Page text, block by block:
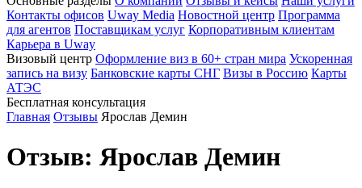
Контакты офисов Uway Media Новостной центр Программа
для агентов Поставщикам услуг Корпоративным клиентам
Карьера в Uway
Визовый центр Оформление виз в 60+ стран мира Ускоренная
запись на визу Банковские карты СНГ Визы в Россию Карты
АТЭС
Бесплатная консультация
Главная Отзывы Ярослав Демин
Отзыв: Ярослав Демин